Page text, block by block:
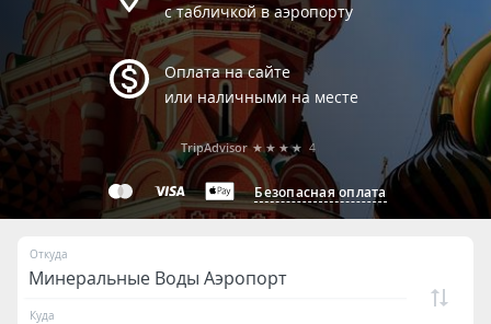
с табличкой в аэропорту
Оплата на сайте
или наличными на месте
Безопасная оплата
TripAdvisor ★★★★ 4
Откуда
Куда